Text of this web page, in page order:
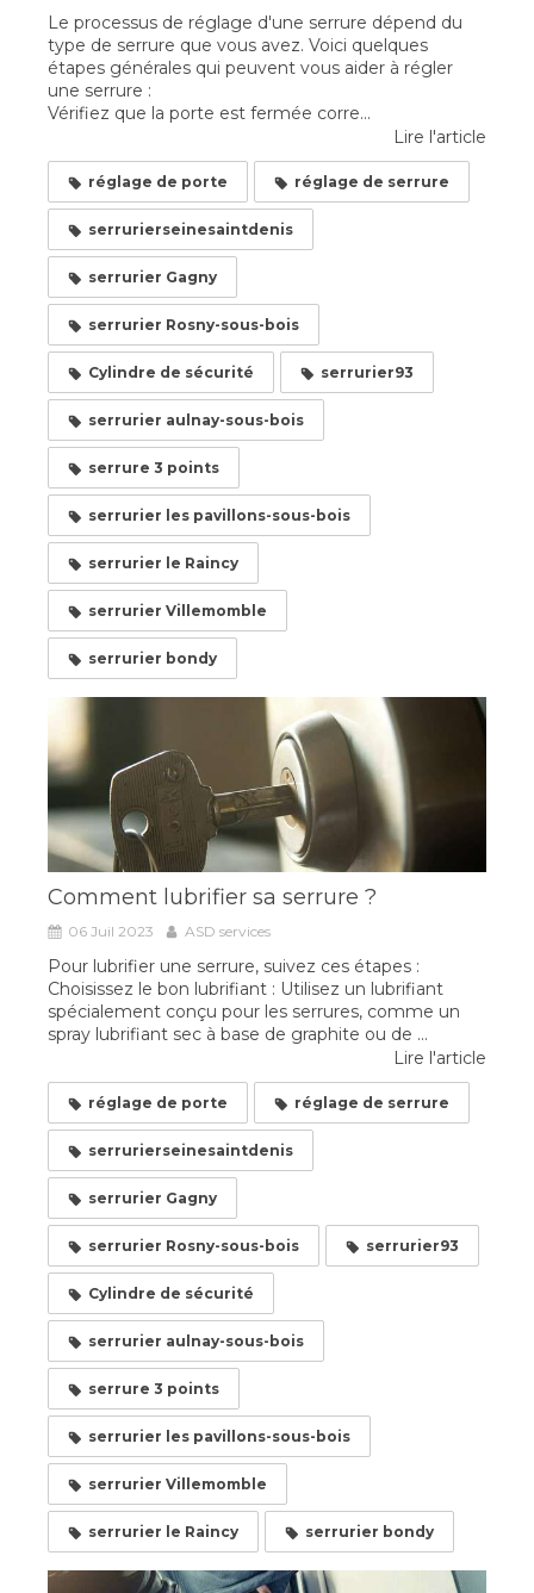
Le processus de réglage d'une serrure dépend du
type de serrure que vous avez. Voici quelques
étapes générales qui peuvent vous aider à régler
une serrure :
Vérifiez que la porte est fermée corre...
Lire l'article
réglage de porte réglage de serrure
serrurierseinesaintdenis
serrurier Gagny
serrurier Rosny-sous-bois
Cylindre de sécurité serrurier93
serrurier aulnay-sous-bois
serrure 3 points
serrurier les pavillons-sous-bois
serrurier le Raincy
serrurier Villemomble
serrurier bondy
Comment lubrifier sa serrure ?
06 Juil 2023 ASD services
Pour lubrifier une serrure, suivez ces étapes :
Choisissez le bon lubrifiant : Utilisez un lubrifiant
spécialement conçu pour les serrures, comme un
spray lubrifiant sec à base de graphite ou de ...
Lire l'article
réglage de porte réglage de serrure
serrurierseinesaintdenis
serrurier Gagny
serrurier Rosny-sous-bois serrurier93
Cylindre de sécurité
serrurier aulnay-sous-bois
serrure 3 points
serrurier les pavillons-sous-bois
serrurier Villemomble
serrurier le Raincy serrurier bondy